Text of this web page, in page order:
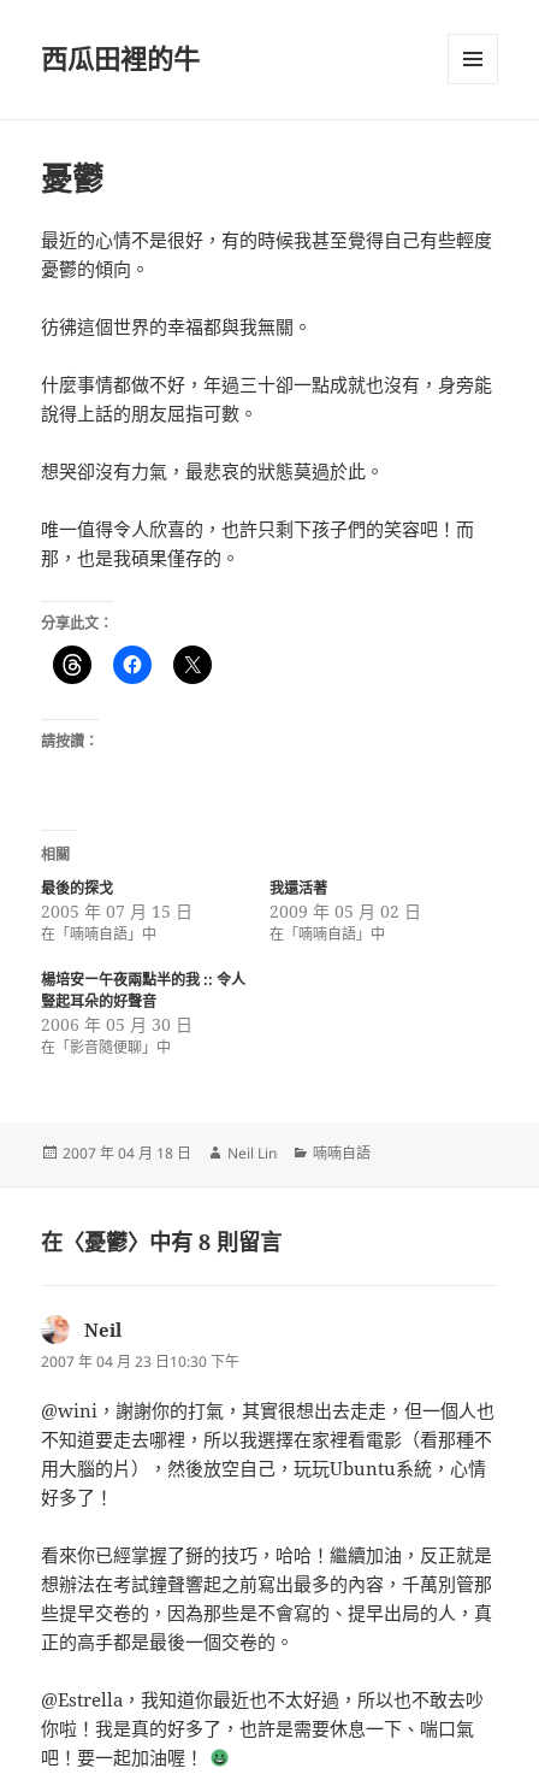
西瓜田裡的牛
憂鬱
最近的心情不是很好，有的時候我甚至覺得自己有些輕度
憂鬱的傾向。
彷彿這個世界的幸福都與我無關。
什麼事情都做不好，年過三十卻一點成就也沒有，身旁能
說得上話的朋友屈指可數。
想哭卻沒有力氣，最悲哀的狀態莫過於此。
唯一值得令人欣喜的，也許只剩下孩子們的笑容吧！而
那，也是我碩果僅存的。
分享此文：
請按讚：
相關
最後的探戈
2005 年 07 月 15 日
在「喃喃自語」中
我還活著
2009 年 05 月 02 日
在「喃喃自語」中
楊培安ー午夜兩點半的我 :: 令人
豎起耳朵的好聲音
2006 年 05 月 30 日
在「影音隨便聊」中
發
2007 年 04 月 18 日
作
Neil Lin
分
喃喃自語
在〈憂鬱〉中有 8 則留言
Neil
示:
2007 年 04 月 23 日10:30 下午
@wini，謝謝你的打氣，其實很想出去走走，但一個人也
不知道要走去哪裡，所以我選擇在家裡看電影（看那種不
用大腦的片），然後放空自己，玩玩Ubuntu系統，心情
好多了！
看來你已經掌握了掰的技巧，哈哈！繼續加油，反正就是
想辦法在考試鐘聲響起之前寫出最多的內容，千萬別管那
些提早交卷的，因為那些是不會寫的、提早出局的人，真
正的高手都是最後一個交卷的。
@Estrella，我知道你最近也不太好過，所以也不敢去吵
你啦！我是真的好多了，也許是需要休息一下、喘口氣
吧！要一起加油喔！